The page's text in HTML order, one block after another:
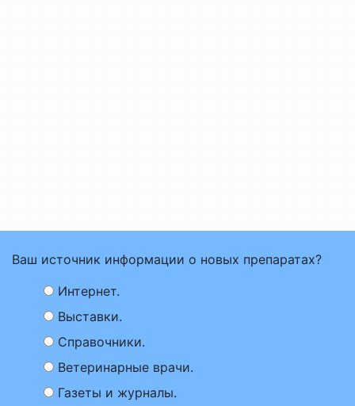
Ваш источник информации о новых препаратах?
Интернет.
Выставки.
Справочники.
Ветеринарные врачи.
Газеты и журналы.